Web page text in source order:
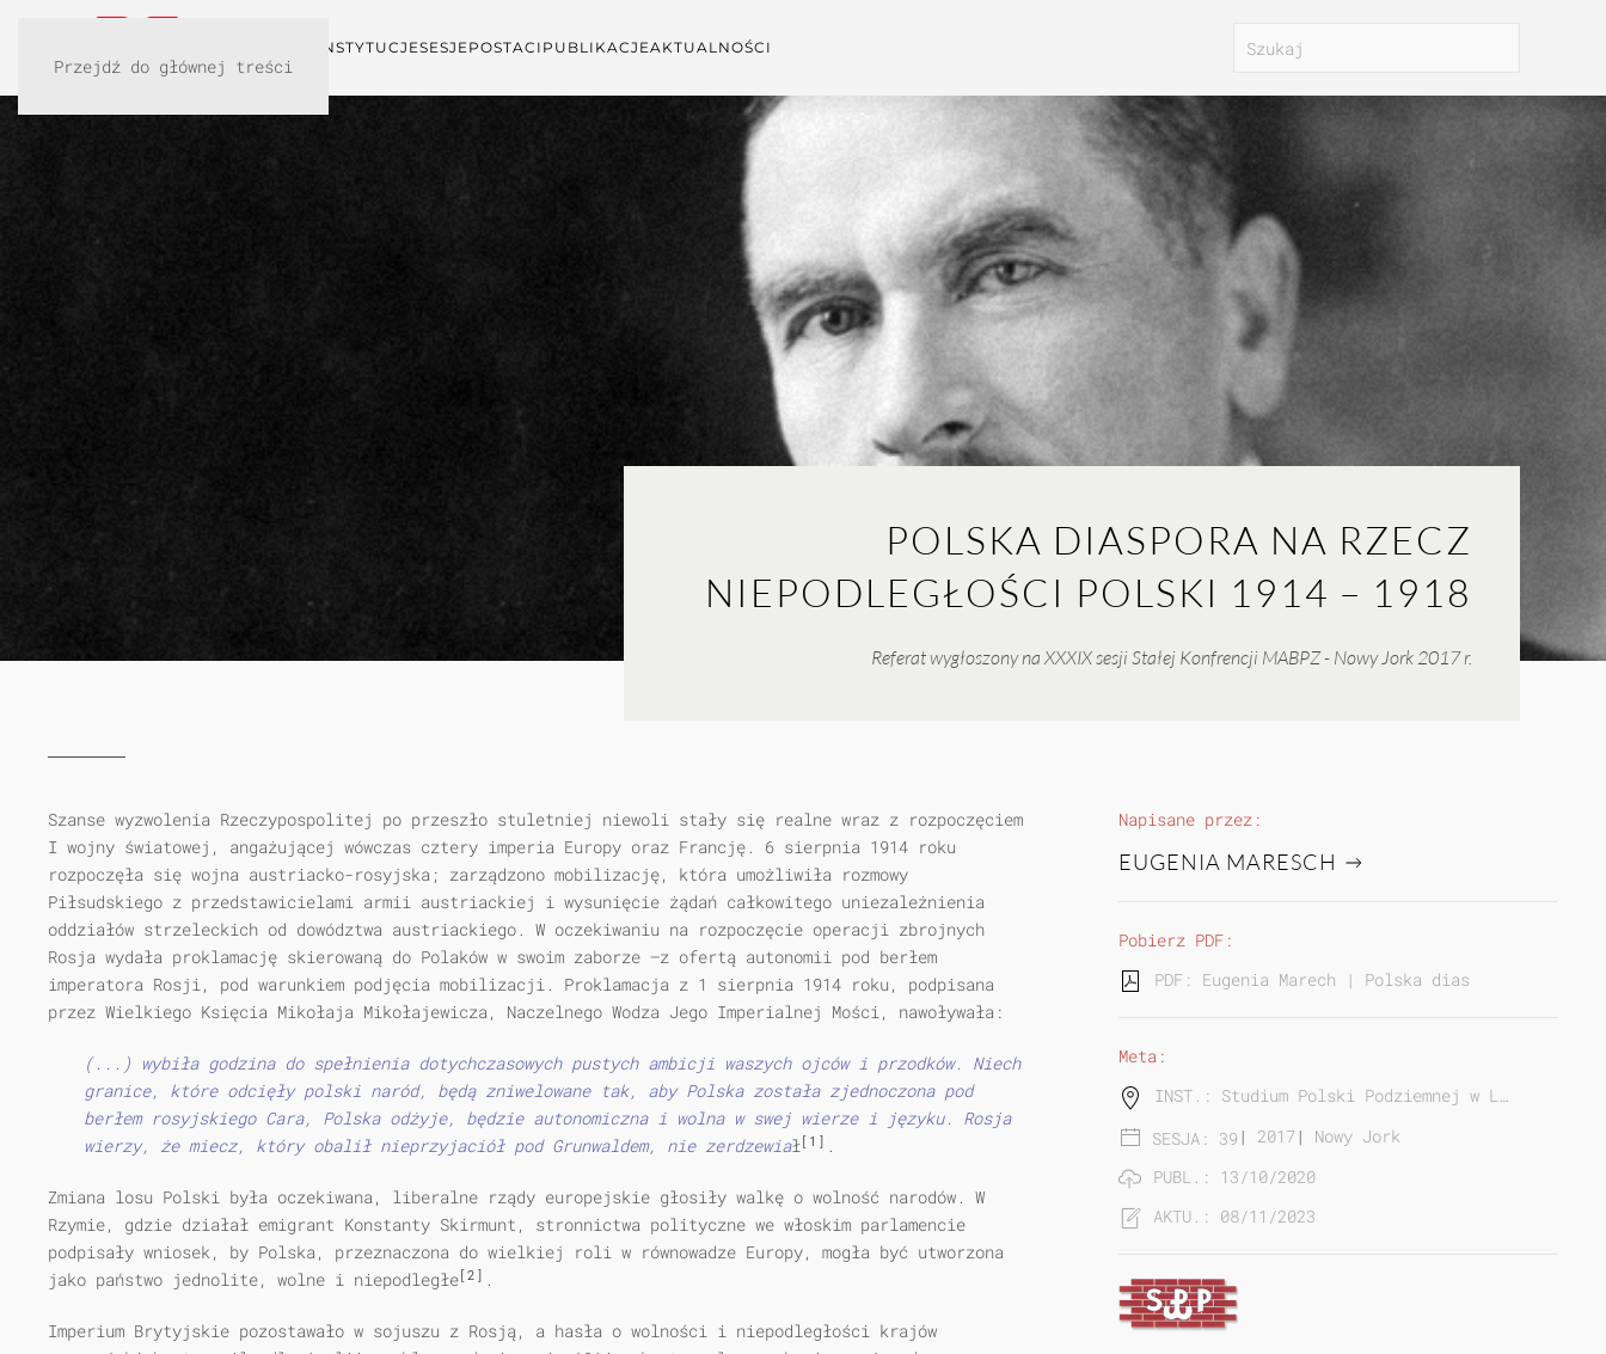
Przejdź do głównej treści
INSTYTUCJESESJEPOSTACI PUBLIKACJEAKTUALNOŚCI
POLSKA DIASPORA NA RZECZ
NIEPODLEGŁOŚCI POLSKI 1914 – 1918
Referat wygłoszony na XXXIX sesji Stałej Konfrencji MABPZ - Nowy Jork 2017 r.
Szanse wyzwolenia Rzeczypospolitej po przeszło stuletniej niewoli stały się realne wraz z rozpoczęciem
I wojny światowej, angażującej wówczas cztery imperia Europy oraz Francję. 6 sierpnia 1914 roku
rozpoczęła się wojna austriacko-rosyjska; zarządzono mobilizację, która umożliwiła rozmowy
Piłsudskiego z przedstawicielami armii austriackiej i wysunięcie żądań całkowitego uniezależnienia
oddziałów strzeleckich od dowództwa austriackiego. W oczekiwaniu na rozpoczęcie operacji zbrojnych
Rosja wydała proklamację skierowaną do Polaków w swoim zaborze —z ofertą autonomii pod berłem
imperatora Rosji, pod warunkiem podjęcia mobilizacji. Proklamacja z 1 sierpnia 1914 roku, podpisana
przez Wielkiego Księcia Mikołaja Mikołajewicza, Naczelnego Wodza Jego Imperialnej Mości, nawoływała:
(...) wybiła godzina do spełnienia dotychczasowych pustych ambicji waszych ojców i przodków. Niech
granice, które odcięły polski naród, będą zniwelowane tak, aby Polska została zjednoczona pod
berłem rosyjskiego Cara, Polska odżyje, będzie autonomiczna i wolna w swej wierze i języku. Rosja
wierzy, że miecz, który obalił nieprzyjaciół pod Grunwaldem, nie zerdzewiał[1] .
Zmiana losu Polski była oczekiwana, liberalne rządy europejskie głosiły walkę o wolność narodów. W
Rzymie, gdzie działał emigrant Konstanty Skirmunt, stronnictwa polityczne we włoskim parlamencie
podpisały wniosek, by Polska, przeznaczona do wielkiej roli w równowadze Europy, mogła być utworzona
jako państwo jednolite, wolne i niepodległe[2] .
Imperium Brytyjskie pozostawało w sojuszu z Rosją, a hasła o wolności i niepodległości krajów
Napisane przez:
EUGENIA MARESCH
Pobierz PDF:
PDF: Eugenia Marech | Polska diaspora na
Meta:
INST.: Studium Polski Podziemnej w L…
SESJA: 39 | 2017| Nowy Jork
PUBL.: 13/10/2020
AKTU.: 08/11/2023